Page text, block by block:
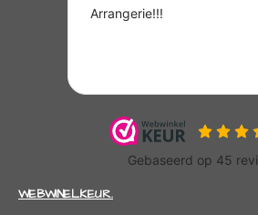
WEBWINELKEUR.